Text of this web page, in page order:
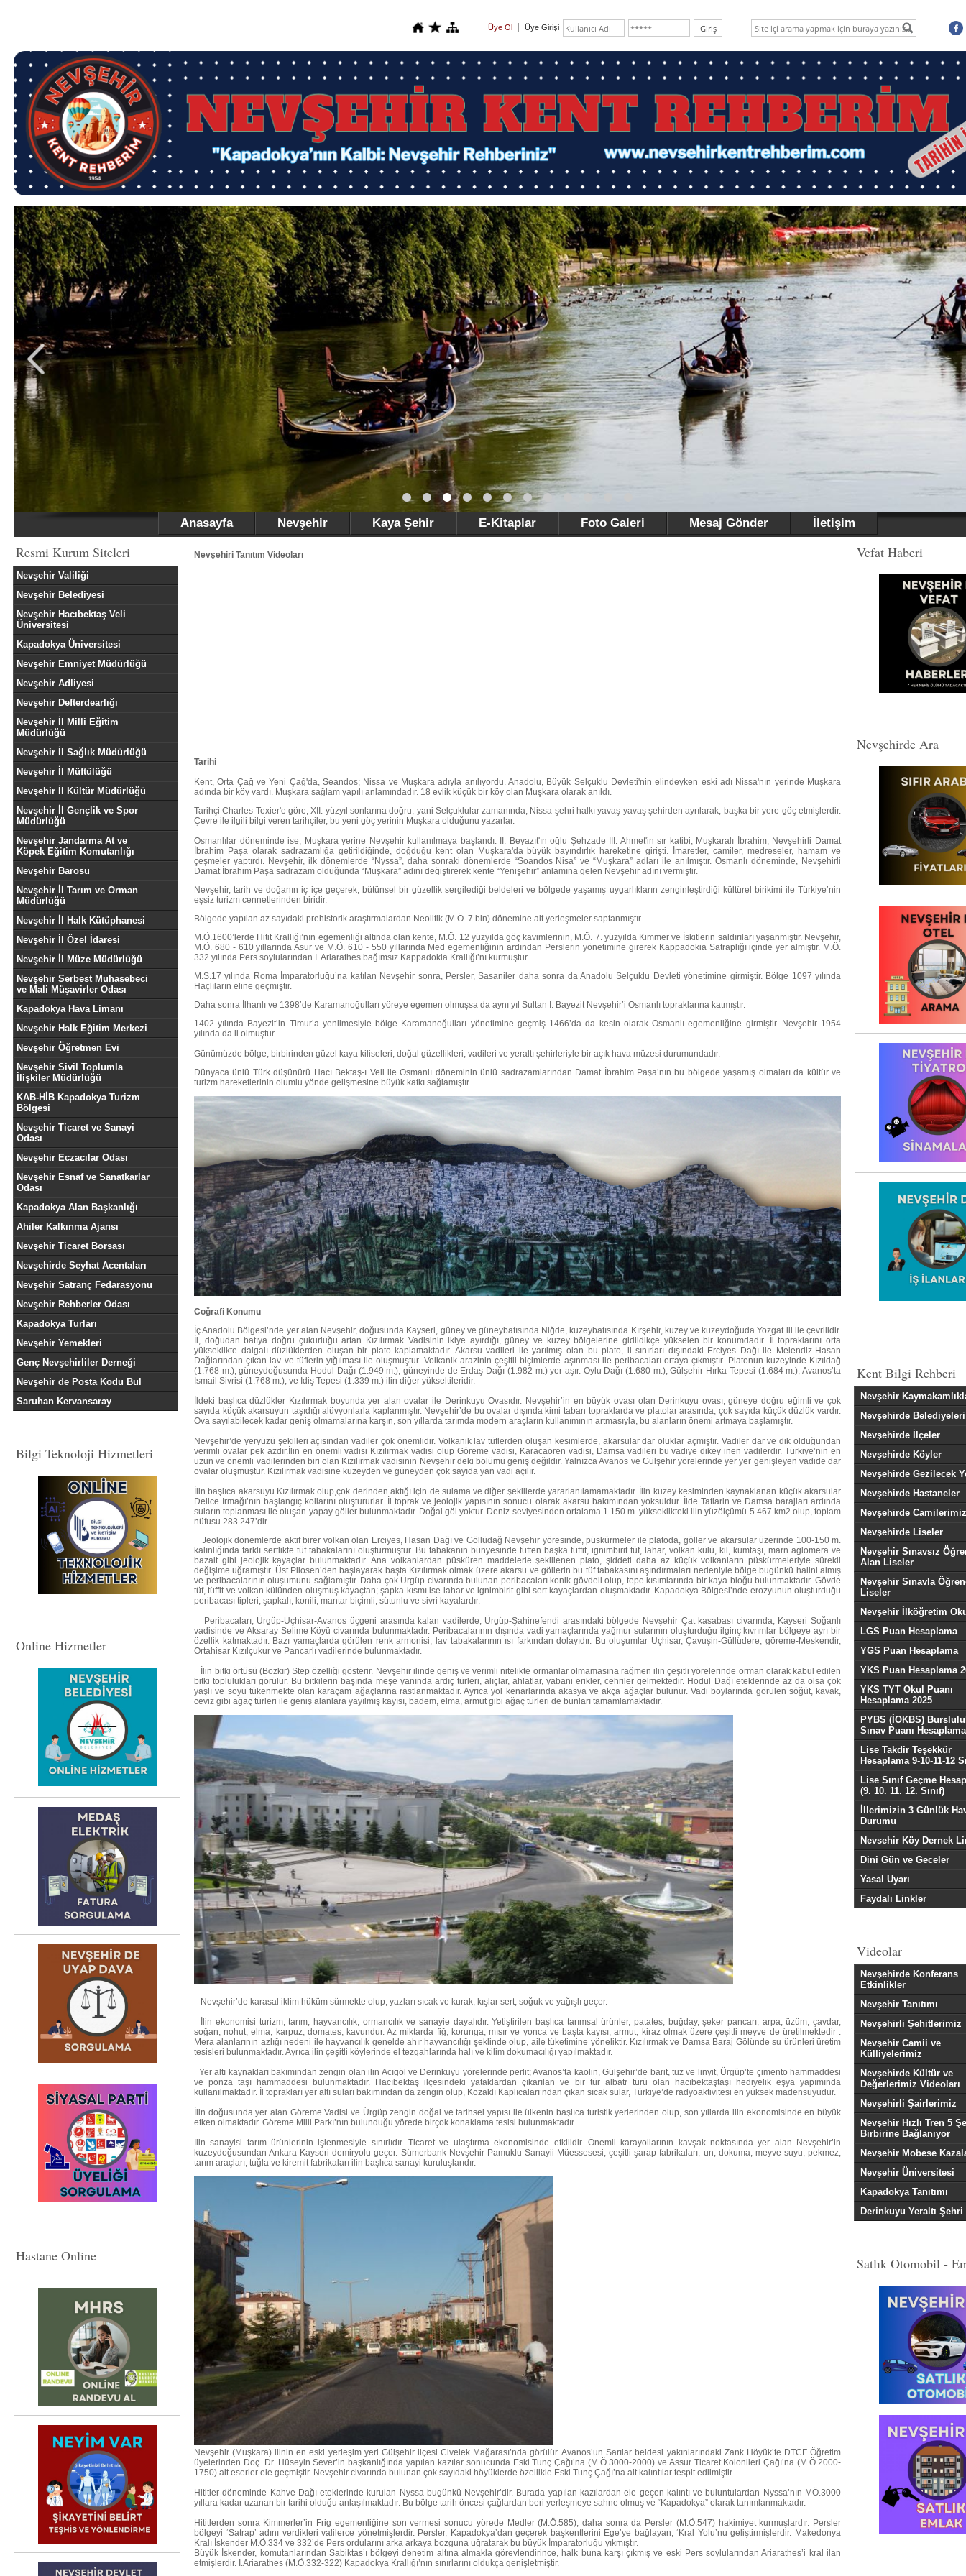
Üye Ol Üye Girişi
Anasayfa Nevşehir Kaya Şehir E-Kitaplar Foto Galeri Mesaj Gönder İletişim
Resmi Kurum Siteleri
Nevşehir Valiliği
Nevşehir Belediyesi
Nevşehir Hacıbektaş Veli
Üniversitesi
Kapadokya Üniversitesi
Nevşehir Emniyet Müdürlüğü
Nevşehir Adliyesi
Nevşehir Defterdearlığı
Nevşehir İl Milli Eğitim
Müdürlüğü
Nevşehir İl Sağlık Müdürlüğü
Nevşehir İl Müftülüğü
Nevşehir İl Kültür Müdürlüğü
Nevşehir İl Gençlik ve Spor
Müdürlüğü
Nevşehir Jandarma At ve
Köpek Eğitim Komutanlığı
Nevşehir Barosu
Nevşehir İl Tarım ve Orman
Müdürlüğü
Nevşehir İl Halk Kütüphanesi
Nevşehir İl Özel İdaresi
Nevşehir İl Müze Müdürlüğü
Nevşehir Serbest Muhasebeci
ve Mali Müşavirler Odası
Kapadokya Hava Limanı
Nevşehir Halk Eğitim Merkezi
Nevşehir Öğretmen Evi
Nevşehir Sivil Toplumla
İlişkiler Müdürlüğü
KAB-HİB Kapadokya Turizm
Bölgesi
Nevşehir Ticaret ve Sanayi
Odası
Nevşehir Eczacılar Odası
Nevşehir Esnaf ve Sanatkarlar
Odası
Kapadokya Alan Başkanlığı
Ahiler Kalkınma Ajansı
Nevşehir Ticaret Borsası
Nevşehirde Seyhat Acentaları
Nevşehir Satranç Fedarasyonu
Nevşehir Rehberler Odası
Kapadokya Turları
Nevşehir Yemekleri
Genç Nevşehirliler Derneği
Nevşehir de Posta Kodu Bul
Saruhan Kervansaray
Bilgi Teknoloji Hizmetleri
Online Hizmetler
Hastane Online
Nevşehiri Tanıtım Videoları
Tarihi
Kent, Orta Çağ ve Yeni Çağ'da, Seandos; Nissa ve Muşkara adıyla anılıyordu. Anadolu, Büyük Selçuklu Devleti'nin elindeyken eski adı Nissa'nın yerinde Muşkara
adında bir köy vardı. Muşkara sağlam yapılı anlamındadır. 18 evlik küçük bir köy olan Muşkara olarak anıldı.
Tarihçi Charles Texier'e göre; XII. yüzyıl sonlarına doğru, yani Selçuklular zamanında, Nissa şehri halkı yavaş yavaş şehirden ayrılarak, başka bir yere göç etmişlerdir.
Çevre ile ilgili bilgi veren tarihçiler, bu yeni göç yerinin Muşkara olduğunu yazarlar.
Osmanlılar döneminde ise; Muşkara yerine Nevşehir kullanılmaya başlandı. II. Beyazıt'ın oğlu Şehzade III. Ahmet'in sır katibi, Muşkaralı İbrahim, Nevşehirli Damat
İbrahim Paşa olarak sadrazamlığa getirildiğinde, doğduğu kent olan Muşkara'da büyük bayındırlık hareketine girişti. İmaretler, camiler, medreseler, hamam ve
çeşmeler yaptırdı. Nevşehir, ilk dönemlerde “Nyssa”, daha sonraki dönemlerde “Soandos Nisa” ve “Muşkara” adları ile anılmıştır. Osmanlı döneminde, Nevşehirli
Damat İbrahim Paşa sadrazam olduğunda “Muşkara” adını değiştirerek kente “Yenişehir” anlamına gelen Nevşehir adını vermiştir.
Nevşehir, tarih ve doğanın iç içe geçerek, bütünsel bir güzellik sergilediği beldeleri ve bölgede yaşamış uygarlıkların zenginleştirdiği kültürel birikimi ile Türkiye’nin
eşsiz turizm cennetlerinden biridir.
Bölgede yapılan az sayıdaki prehistorik araştırmalardan Neolitik (M.Ö. 7 bin) dönemine ait yerleşmeler saptanmıştır.
M.Ö.1600’lerde Hitit Krallığı’nın egemenliği altında olan kente, M.Ö. 12 yüzyılda göç kavimlerinin, M.Ö. 7. yüzyılda Kimmer ve İskitlerin saldırıları yaşanmıştır. Nevşehir,
M.Ö. 680 - 610 yıllarında Asur ve M.Ö. 610 - 550 yıllarında Med egemenliğinin ardından Perslerin yönetimine girerek Kappadokia Satraplığı içinde yer almıştır. M.Ö.
332 yılında Pers soylularından I. Ariarathes bağımsız Kappadokia Krallığı’nı kurmuştur.
M.S.17 yılında Roma İmparatorluğu’na katılan Nevşehir sonra, Persler, Sasaniler daha sonra da Anadolu Selçuklu Devleti yönetimine girmiştir. Bölge 1097 yılında
Haçlıların eline geçmiştir.
Daha sonra İlhanlı ve 1398’de Karamanoğulları yöreye egemen olmuşsa da aynı yıl Sultan I. Bayezit Nevşehir’i Osmanlı topraklarına katmıştır.
1402 yılında Bayezit’in Timur’a yenilmesiyle bölge Karamanoğulları yönetimine geçmiş 1466’da da kesin olarak Osmanlı egemenliğine girmiştir. Nevşehir 1954
yılında da il olmuştur.
Günümüzde bölge, birbirinden güzel kaya kiliseleri, doğal güzellikleri, vadileri ve yeraltı şehirleriyle bir açık hava müzesi durumundadır.
Dünyaca ünlü Türk düşünürü Hacı Bektaş-ı Veli ile Osmanlı döneminin ünlü sadrazamlarından Damat İbrahim Paşa’nın bu bölgede yaşamış olmaları da kültür ve
turizm hareketlerinin olumlu yönde gelişmesine büyük katkı sağlamıştır.
Coğrafi Konumu
İç Anadolu Bölgesi’nde yer alan Nevşehir, doğusunda Kayseri, güney ve güneybatısında Niğde, kuzeybatısında Kırşehir, kuzey ve kuzeydoğuda Yozgat ili ile çevrilidir.
İl, doğudan batıya doğru çukurluğu artan Kızılırmak Vadisinin ikiye ayırdığı, güney ve kuzey bölgelerine gidildikçe yükselen bir konumdadır. İl topraklarını orta
yükseklikte dalgalı düzlüklerden oluşan bir plato kaplamaktadır. Akarsu vadileri ile yarılmış olan bu plato, il sınırları dışındaki Erciyes Dağı ile Melendiz-Hasan
Dağlarından çıkan lav ve tüflerin yığılması ile oluşmuştur. Volkanik arazinin çeşitli biçimlerde aşınması ile peribacaları ortaya çıkmıştır. Platonun kuzeyinde Kızıldağ
(1.768 m.), güneydoğusunda Hodul Dağı (1.949 m.), güneyinde de Erdaş Dağı (1.982 m.) yer aşır. Oylu Dağı (1.680 m.), Gülşehir Hırka Tepesi (1.684 m.), Avanos’ta
İsmail Sivrisi (1.768 m.), ve İdiş Tepesi (1.339 m.) ilin diğer yükseltileridir.
İldeki başlıca düzlükler Kızılırmak boyunda yer alan ovalar ile Derinkuyu Ovasıdır. Nevşehir’in en büyük ovası olan Derinkuyu ovası, güneye doğru eğimli ve çok
sayıda küçük akarsuyun taşıdığı alüvyonlarla kaplanmıştır. Nevşehir’de bu ovalar dışında kimi taban topraklarda ve platolar arasında, çok sayıda küçük düzlük vardır.
Ova sayılabilecek kadar geniş olmamalarına karşın, son yıllarda tarımda modern araçların kullanımının artmasıyla, bu alanların önemi artmaya başlamıştır.
Nevşehir’de yeryüzü şekilleri açısından vadiler çok önemlidir. Volkanik lav tüflerden oluşan kesimlerde, akarsular dar oluklar açmıştır. Vadiler dar ve dik olduğundan
verimli ovalar pek azdır.İlin en önemli vadisi Kızılırmak vadisi olup Göreme vadisi, Karacaören vadisi, Damsa vadileri bu vadiye dikey inen vadilerdir. Türkiye’nin en
uzun ve önemli vadilerinden biri olan Kızılırmak vadisinin Nevşehir’deki bölümü geniş değildir. Yalnızca Avanos ve Gülşehir yörelerinde yer yer genişleyen vadide dar
ovalar oluşmuştur. Kızılırmak vadisine kuzeyden ve güneyden çok sayıda yan vadi açılır.
İlin başlıca akarsuyu Kızılırmak olup,çok derinden aktığı için de sulama ve diğer şekillerde yararlanılamamaktadır. İlin kuzey kesiminden kaynaklanan küçük akarsular
Delice Irmağı’nın başlangıç kollarını oluştururlar. İl toprak ve jeolojik yapısının sonucu olarak akarsu bakımından yoksuldur. İlde Tatlarin ve Damsa barajları ardında
suların toplanması ile oluşan yapay göller bulunmaktadır. Doğal göl yoktur. Deniz seviyesinden ortalama 1.150 m. yükseklikteki ilin yüzölçümü 5.467 km2 olup, toplam
nüfusu 283.247’dir.
Jeolojik dönemlerde aktif birer volkan olan Erciyes, Hasan Dağı ve Göllüdağ Nevşehir yöresinde, püskürmeler ile platoda, göller ve akarsular üzerinde 100-150 m.
kalınlığında farklı sertlikte tüf tabakalarını oluşturmuştur. Bu tabakanın bünyesinde tüften başka tüffit, ignimbirit tüf, lahar, volkan külü, kil, kumtaşı, marn aglomera ve
bazalt gibi jeolojik kayaçlar bulunmaktadır. Ana volkanlardan püsküren maddelerle şekillenen plato, şiddeti daha az küçük volkanların püskürmeleriyle sürekli
değişime uğramıştır. Üst Pliosen’den başlayarak başta Kızılırmak olmak üzere akarsu ve göllerin bu tüf tabakasını aşındırmaları nedeniyle bölge bugünkü halini almış
ve peribacalarının oluşumunu sağlamıştır. Daha çok Ürgüp civarında bulunan peribacaları konik gövdeli olup, tepe kısımlarında bir kaya bloğu bulunmaktadır. Gövde
tüf, tüffit ve volkan külünden oluşmuş kayaçtan; şapka kısmı ise lahar ve ignimbirit gibi sert kayaçlardan oluşmaktadır. Kapadokya Bölgesi’nde erozyunun oluşturduğu
peribacası tipleri; şapkalı, konili, mantar biçimli, sütunlu ve sivri kayalardır.
Peribacaları, Ürgüp-Uçhisar-Avanos üçgeni arasında kalan vadilerde, Ürgüp-Şahinefendi arasındaki bölgede Nevşehir Çat kasabası civarında, Kayseri Soğanlı
vadisinde ve Aksaray Selime Köyü civarında bulunmaktadır. Peribacalarının dışında vadi yamaçlarında yağmur sularının oluşturduğu ilginç kıvrımlar bölgeye ayrı bir
özellik katmaktadır. Bazı yamaçlarda görülen renk armonisi, lav tabakalarının ısı farkından dolayıdır. Bu oluşumlar Uçhisar, Çavuşin-Güllüdere, göreme-Meskendir,
Ortahisar Kızılçukur ve Pancarlı vadilerinde bulunmaktadır.
İlin bitki örtüsü (Bozkır) Step özelliği gösterir. Nevşehir ilinde geniş ve verimli nitelikte ormanlar olmamasına rağmen ilin çeşitli yörelerinde orman olarak kabul edilen
bitki toplulukları görülür. Bu bitkilerin başında meşe yanında ardıç türleri, alıçlar, ahlatlar, yabani erikler, cehriler gelmektedir. Hodul Dağı eteklerinde az da olsa çok
yaşlı ve soyu tükenmekte olan karaçam ağaçlarına rastlanmaktadır. Ayrıca yol kenarlarında akasya ve akça ağaçlar bulunur. Vadi boylarında görülen söğüt, kavak,
ceviz gibi ağaç türleri ile geniş alanlara yayılmış kayısı, badem, elma, armut gibi ağaç türleri de bunları tamamlamaktadır.
Nevşehir’de karasal iklim hüküm sürmekte olup, yazları sıcak ve kurak, kışlar sert, soğuk ve yağışlı geçer.
İlin ekonomisi turizm, tarım, hayvancılık, ormancılık ve sanayie dayalıdır. Yetiştirilen başlıca tarımsal ürünler, patates, buğday, şeker pancarı, arpa, üzüm, çavdar,
soğan, nohut, elma, karpuz, domates, kavundur. Az miktarda fiğ, korunga, mısır ve yonca ve başta kayısı, armut, kiraz olmak üzere çeşitli meyve de üretilmektedir .
Mera alanlarının azlığı nedeni ile hayvancılık genelde ahır hayvancılığı şeklinde olup, aile tüketimine yöneliktir. Kızılırmak ve Damsa Baraj Gölünde su ürünleri üretim
tesisleri bulunmaktadır. Ayrıca ilin çeşitli köylerinde el tezgahlarında halı ve kilim dokumacılığı yapılmaktadır.
Yer altı kaynakları bakımından zengin olan ilin Acıgöl ve Derinkuyu yörelerinde perlit; Avanos’ta kaolin, Gülşehir’de barit, tuz ve linyit, Ürgüp’te çimento hammaddesi
ve ponza taşı hammaddesi bulunmaktadır. Hacıbektaş ilçesindeki yataklardan çıkarılan ve bir tür albatr türü olan hacıbektaştaşı hediyelik eşya yapımında
kullanılmaktadır. İl toprakları yer altı suları bakımından da zengin olup, Kozaklı Kaplıcaları’ndan çıkan sıcak sular, Türkiye’de radyoaktivitesi en yüksek madensuyudur.
İlin doğusunda yer alan Göreme Vadisi ve Ürgüp zengin doğal ve tarihsel yapısı ile ülkenin başlıca turistik yerlerinden olup, son yıllarda ilin ekonomisinde en büyük
etken olmaktadır. Göreme Milli Parkı’nın bulunduğu yörede birçok konaklama tesisi bulunmaktadır.
İlin sanayisi tarım ürünlerinin işlenmesiyle sınırlıdır. Ticaret ve ulaştırma ekonomisinde etkilidir. Önemli karayollarının kavşak noktasında yer alan Nevşehir’in
kuzeydoğusundan Ankara-Kayseri demiryolu geçer. Sümerbank Nevşehir Pamuklu Sanayii Müessesesi, çeşitli şarap fabrikaları, un, dokuma, meyve suyu, pekmez,
tarım araçları, tuğla ve kiremit fabrikaları ilin başlıca sanayi kuruluşlarıdır.
Nevşehir (Muşkara) ilinin en eski yerleşim yeri Gülşehir ilçesi Civelek Mağarası’nda görülür. Avanos’un Sarılar beldesi yakınlarındaki Zank Höyük’te DTCF Öğretim
üyelerinden Doç. Dr. Hüseyin Sever’in başkanlığında yapılan kazılar sonucunda Eski Tunç Çağı’na (M.Ö.3000-2000) ve Assur Ticaret Kolonileri Çağı’na (M.Ö.2000-
1750) ait eserler ele geçmiştir. Nevşehir civarında bulunan çok sayıdaki höyüklerde özellikle Eski Tunç Çağı’na ait kalıntılar tespit edilmiştir.
Hititler döneminde Kahve Dağı eteklerinde kurulan Nyssa bugünkü Nevşehir’dir. Burada yapılan kazılardan ele geçen kalıntı ve buluntulardan Nyssa’nın MÖ.3000
yıllara kadar uzanan bir tarihi olduğu anlaşılmaktadır. Bu bölge tarih öncesi çağlardan beri yerleşmeye sahne olmuş ve “Kapadokya” olarak tanımlanmaktadır.
Hititlerden sonra Kimmerler’in Frig egemenliğine son vermesi sonucu yörede Medler (M.Ö.585), daha sonra da Persler (M.Ö.547) hakimiyet kurmuşlardır. Persler
bölgeyi ‘Satrap’ adını verdikleri valilerce yönetmişlerdir. Persler, Kapadokya’dan geçerek başkentlerini Ege’ye bağlayan, ‘Kral Yolu’nu geliştirmişlerdir. Makedonya
Kralı İskender M.Ö.334 ve 332’de Pers ordularını arka arkaya bozguna uğratarak bu büyük İmparatorluğu yıkmıştır.
Büyük İskender, komutanlarından Sabiktas’ı bölgeyi denetim altına almakla görevlendirince, halk buna karşı çıkmış ve eski Pers soylularından Ariarathes’i kral ilan
etmişlerdir. I.Ariarathes (M.Ö.332-322) Kapadokya Krallığı’nın sınırlarını oldukça genişletmiştir.
Vefat Haberi
Nevşehirde Ara
Kent Bilgi Rehberi
Nevşehir
Nevşehirde Belediyeleri
Nevşehirde İlçeler
Nevşehirde Köyler
Nevşehirde Gezilecek
Nevşehirde Hastaneler
Nevşehirde Camilerimiz
Nevşehirde Liseler
Nevşehir Sınavsız
Alan Liseler
Nevşehir Sınavla
Liseler
Nevşehir İlköğretim
LGS Puan Hesaplama
YGS Puan Hesaplama
YKS Puan Hesaplama
YKS TYT Okul Puanı
Hesaplama 2025
PYBS (İOKBS)
Sınav Puanı Hesaplama
Lise Takdir Teşekkür
Hesaplama 9-10-11-12
Lise Sınıf Geçme
(9. 10. 11. 12. Sınıf)
İllerimizin 3 Günlük
Durumu
Nevsehir Köy Dernek
Dini Gün ve Geceler
Yasal Uyarı
Faydalı Linkler
Videolar
Nevşehirde Konferans
Etkinlikler
Nevşehir Tanıtımı
Nevşehirli Şehitlerimiz
Nevşehir Camii ve
Külliyelerimiz
Nevşehirde Kültür ve
Değerlerimiz Videoları
Nevşehirli Şairlerimiz
Nevşehir Hızlı Tren 5
Birbirine Bağlanıyor
Nevşehir Mobese
Nevşehir Üniversitesi
Kapadokya Tanıtımı
Derinkuyu Yeraltı Şehri
Satlık Otomobil -